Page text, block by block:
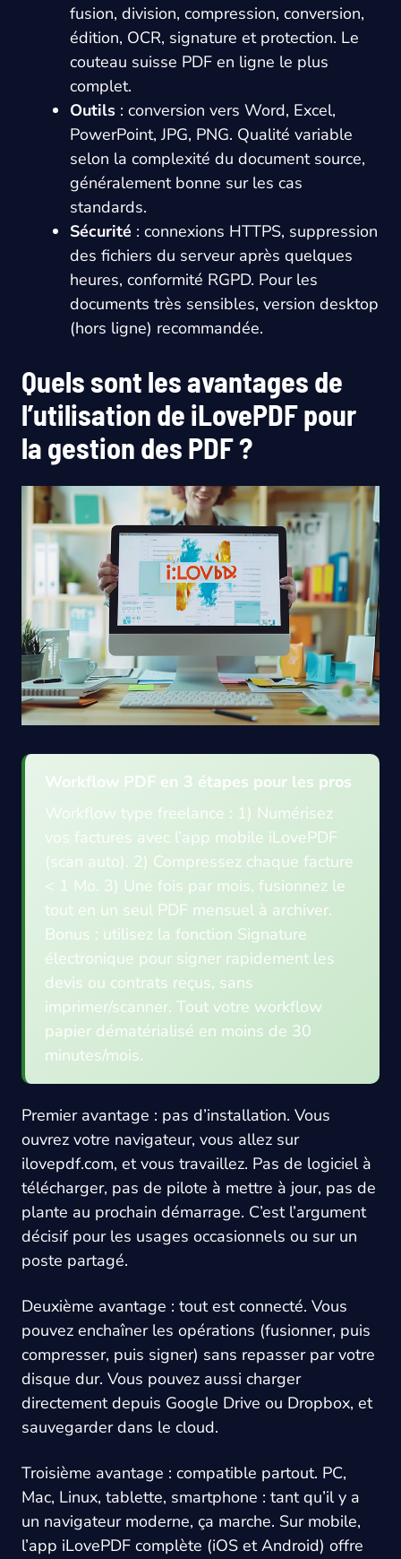
fusion, division, compression, conversion,
édition, OCR, signature et protection. Le
couteau suisse PDF en ligne le plus
complet.
Outils : conversion vers Word, Excel,
PowerPoint, JPG, PNG. Qualité variable
selon la complexité du document source,
généralement bonne sur les cas
standards.
Sécurité : connexions HTTPS, suppression
des fichiers du serveur après quelques
heures, conformité RGPD. Pour les
documents très sensibles, version desktop
(hors ligne) recommandée.
Quels sont les avantages de
l’utilisation de iLovePDF pour
la gestion des PDF ?
Workflow PDF en 3 étapes pour les pros
Workflow type freelance : 1) Numérisez
vos factures avec l’app mobile iLovePDF
(scan auto). 2) Compressez chaque facture
< 1 Mo. 3) Une fois par mois, fusionnez le
tout en un seul PDF mensuel à archiver.
Bonus : utilisez la fonction Signature
électronique pour signer rapidement les
devis ou contrats reçus, sans
imprimer/scanner. Tout votre workflow
papier dématérialisé en moins de 30
minutes/mois.
Premier avantage : pas d’installation. Vous
ouvrez votre navigateur, vous allez sur
ilovepdf.com, et vous travaillez. Pas de logiciel à
télécharger, pas de pilote à mettre à jour, pas de
plante au prochain démarrage. C’est l’argument
décisif pour les usages occasionnels ou sur un
poste partagé.
Deuxième avantage : tout est connecté. Vous
pouvez enchaîner les opérations (fusionner, puis
compresser, puis signer) sans repasser par votre
disque dur. Vous pouvez aussi charger
directement depuis Google Drive ou Dropbox, et
sauvegarder dans le cloud.
Troisième avantage : compatible partout. PC,
Mac, Linux, tablette, smartphone : tant qu’il y a
un navigateur moderne, ça marche. Sur mobile,
l’app iLovePDF complète (iOS et Android) offre